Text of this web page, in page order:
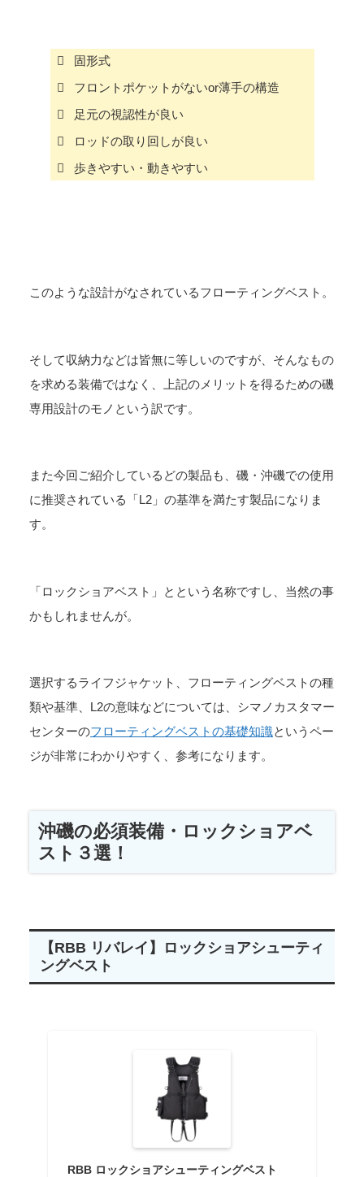
固形式
フロントポケットがないor薄手の構造
足元の視認性が良い
ロッドの取り回しが良い
歩きやすい・動きやすい
このような設計がなされているフローティングベスト。
そして収納力などは皆無に等しいのですが、そんなもの
を求める装備ではなく、上記のメリットを得るための磯
専用設計のモノという訳です。
また今回ご紹介しているどの製品も、磯・沖磯での使用
に推奨されている「L2」の基準を満たす製品になりま
す。
「ロックショアベスト」とという名称ですし、当然の事
かもしれませんが。
選択するライフジャケット、フローティングベストの種
類や基準、L2の意味などについては、シマノカスタマー
センターのフローティングベストの基礎知識というペー
ジが非常にわかりやすく、参考になります。
沖磯の必須装備・ロックショアベ
スト３選！
【RBB リバレイ】ロックショアシューティ
ングベスト
RBB ロックショアシューティングベスト